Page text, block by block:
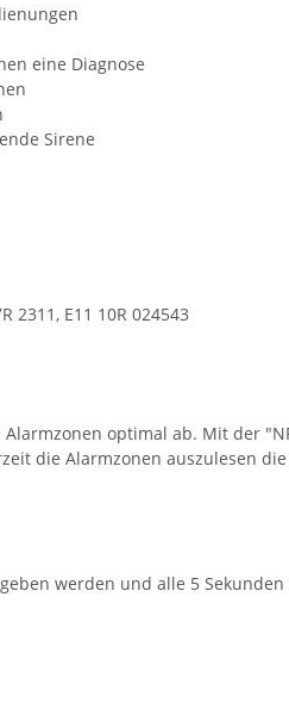
eine Diagnose
Sirene
2311, E11 10R 024543
optimal ab. Mit der
die Alarmzonen auszulesen
werden und alle 5